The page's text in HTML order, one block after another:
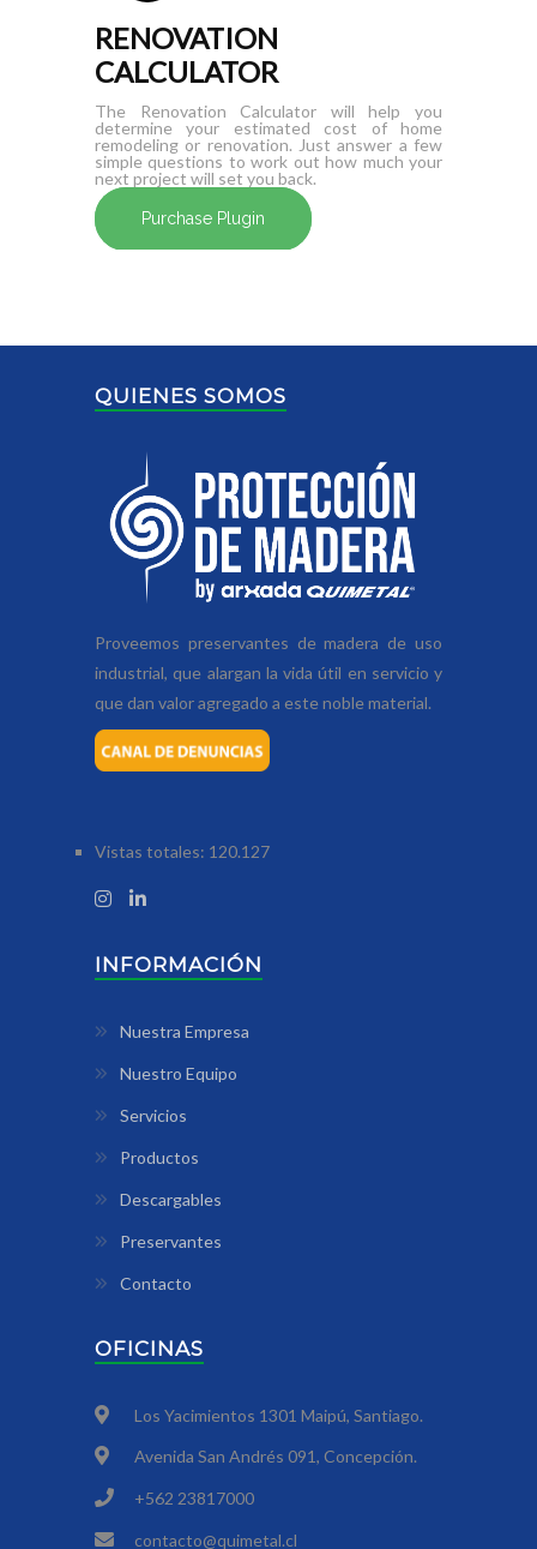
RENOVATION
CALCULATOR
The Renovation Calculator will help you
determine your estimated cost of home
remodeling or renovation. Just answer a few
simple questions to work out how much your
next project will set you back.
Purchase Plugin
QUIENES SOMOS
Proveemos preservantes de madera de uso
industrial, que alargan la vida útil en servicio y
que dan valor agregado a este noble material.
Vistas totales: 120.127
INFORMACIÓN
Nuestra Empresa
Nuestro Equipo
Servicios
Productos
Descargables
Preservantes
Contacto
OFICINAS
Los Yacimientos 1301 Maipú, Santiago.
Avenida San Andrés 091, Concepción.
+562 23817000
contacto@quimetal.cl